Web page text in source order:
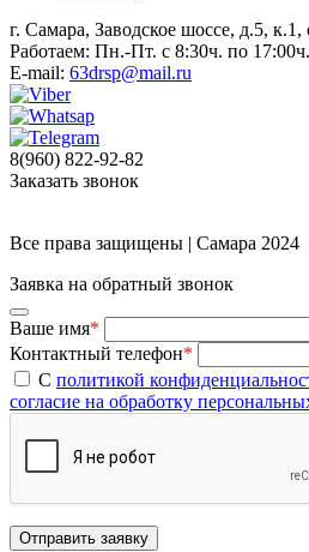
г. Самара, Заводское шоссе, д.5,
Работаем: Пн.-Пт. с 8:30ч. по 17:00ч.
E-mail: 63drsp@mail.ru
8(960) 822-92-82
Заказать звонок
Все права защищены | Самара 2024
Заявка на обратный звонок
Ваше имя*
Контактный телефон*
С политикой
согласие на обработку
Отправить заявку